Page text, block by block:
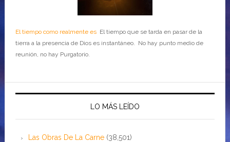
El tiempo como realmente esEl tiempo que se tarda en pasar de la
tierra a la presencia de Dios es instantáneo. No hay punto medio de
reunión, no hay Purgatorio.
LO MÁS LEÍDO
Las Obras De La Carne (38,501)